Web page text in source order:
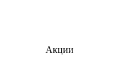
Акции